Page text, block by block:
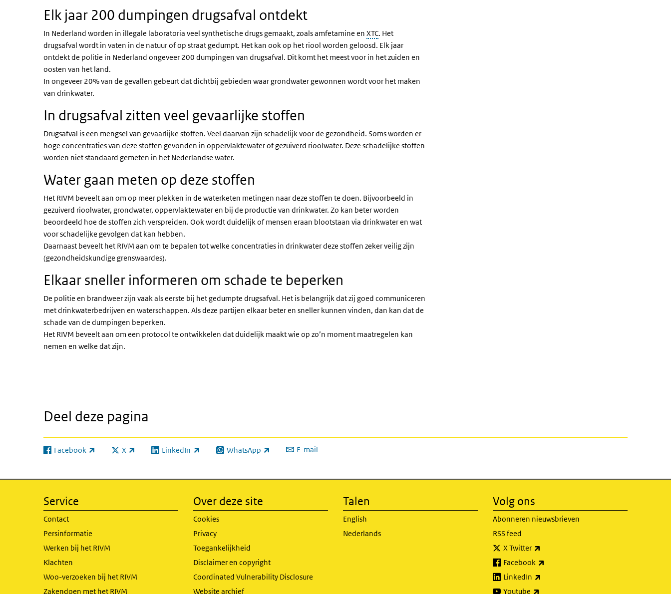
Elk jaar 200 dumpingen drugsafval ontdekt
In Nederland worden in illegale laboratoria veel synthetische drugs gemaakt, zoals amfetamine en XTC. Het
drugsafval wordt in vaten in de natuur of op straat gedumpt. Het kan ook op het riool worden geloosd. Elk jaar
ontdekt de politie in Nederland ongeveer 200 dumpingen van drugsafval. Dit komt het meest voor in het zuiden en
oosten van het land.
In ongeveer 20% van de gevallen gebeurt dat dichtbij gebieden waar grondwater gewonnen wordt voor het maken
van drinkwater.
In drugsafval zitten veel gevaarlijke stoffen
Drugsafval is een mengsel van gevaarlijke stoffen. Veel daarvan zijn schadelijk voor de gezondheid. Soms worden er
hoge concentraties van deze stoffen gevonden in oppervlaktewater of gezuiverd rioolwater. Deze schadelijke stoffen
worden niet standaard gemeten in het Nederlandse water.
Water gaan meten op deze stoffen
Het RIVM beveelt aan om op meer plekken in de waterketen metingen naar deze stoffen te doen. Bijvoorbeeld in
gezuiverd rioolwater, grondwater, oppervlaktewater en bij de productie van drinkwater. Zo kan beter worden
beoordeeld hoe de stoffen zich verspreiden. Ook wordt duidelijk of mensen eraan blootstaan via drinkwater en wat
voor schadelijke gevolgen dat kan hebben.
Daarnaast beveelt het RIVM aan om te bepalen tot welke concentraties in drinkwater deze stoffen zeker veilig zijn
(gezondheidskundige grenswaardes).
Elkaar sneller informeren om schade te beperken
De politie en brandweer zijn vaak als eerste bij het gedumpte drugsafval. Het is belangrijk dat zij goed communiceren
met drinkwaterbedrijven en waterschappen. Als deze partijen elkaar beter en sneller kunnen vinden, dan kan dat de
schade van de dumpingen beperken.
Het RIVM beveelt aan om een protocol te ontwikkelen dat duidelijk maakt wie op zo’n moment maatregelen kan
nemen en welke dat zijn.
Deel deze pagina
Facebook
(externe link) X
(externe link) LinkedIn
(externe link) WhatsApp
(externe link) E-mail
Service
Contact
Persinformatie
Werken bij het RIVM
Klachten
Woo-verzoeken bij het RIVM
Zakendoen met het RIVM
Over deze site
Cookies
Privacy
Toegankelijkheid
Disclaimer en copyright
Coordinated Vulnerability Disclosure
Website archief
Talen
English
Nederlands
Volg ons
Abonneren nieuwsbrieven
RSS feed
X Twitter
Facebook
LinkedIn
Youtube